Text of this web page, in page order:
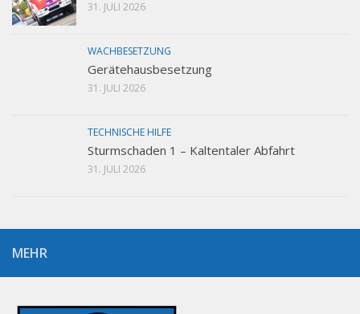
31. JULI 2026
WACHBESETZUNG
Gerätehausbesetzung
31. JULI 2026
TECHNISCHE HILFE
Sturmschaden 1 – Kaltentaler Abfahrt
31. JULI 2026
MEHR